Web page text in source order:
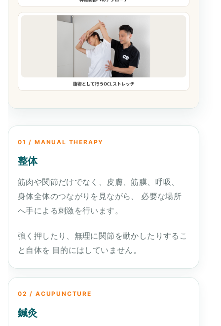
01 / MANUAL THERAPY
整体
筋肉や関節だけでなく、皮膚、筋膜、呼吸、
身体全体のつながりを見ながら、 必要な場所
へ手による刺激を行います。
強く押したり、無理に関節を動かしたりするこ
と自体を 目的にはしていません。
02 / ACUPUNCTURE
鍼灸